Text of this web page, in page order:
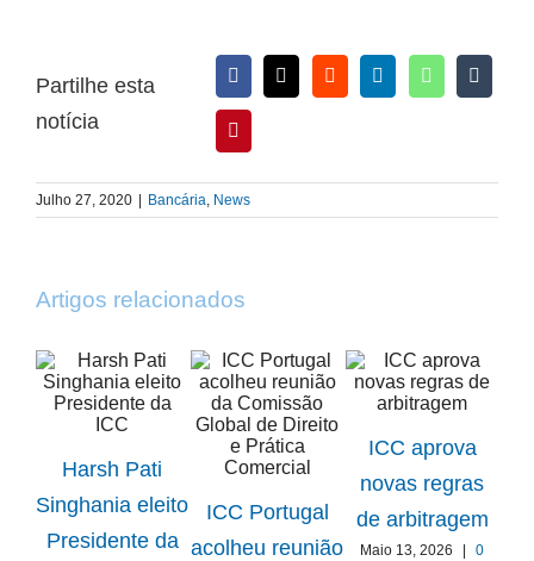
Partilhe esta
notícia
Julho 27, 2020 Bancária, News
Artigos relacionados
Harsh Pati
Singhania eleito
Presidente da
ICC Portugal
acolheu reunião
ICC aprova
novas regras
de arbitragem
Maio 13, 2026
0